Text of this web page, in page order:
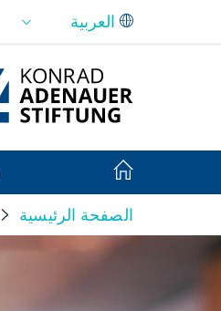
تخطي إلى المحتوى الرئيسي
الصفحة الرئيسية